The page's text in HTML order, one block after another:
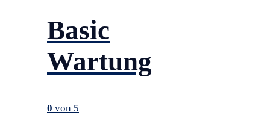
Basic
Wartung
0 von 5